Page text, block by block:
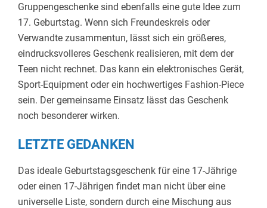
Gruppengeschenke sind ebenfalls eine gute Idee zum
17. Geburtstag. Wenn sich Freundeskreis oder
Verwandte zusammentun, lässt sich ein größeres,
eindrucksvolleres Geschenk realisieren, mit dem der
Teen nicht rechnet. Das kann ein elektronisches Gerät,
Sport-Equipment oder ein hochwertiges Fashion-Piece
sein. Der gemeinsame Einsatz lässt das Geschenk
noch besonderer wirken.
LETZTE GEDANKEN
Das ideale Geburtstagsgeschenk für eine 17-Jährige
oder einen 17-Jährigen findet man nicht über eine
universelle Liste, sondern durch eine Mischung aus